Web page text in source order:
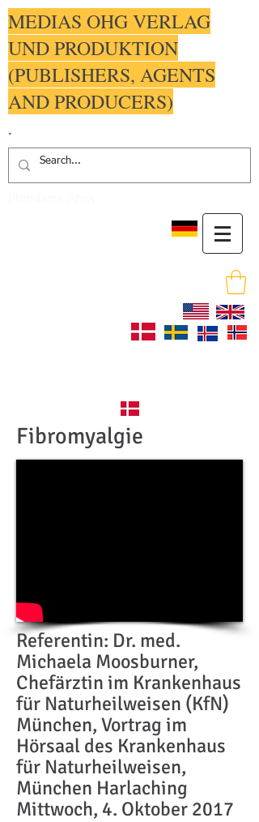
MEDIAS OHG VERLAG
UND PRODUKTION
(PUBLISHERS, AGENTS
AND PRODUCERS)
.
Fibromyalgie
Referentin: Dr. med.
Michaela Moosburner,
Chefärztin im Krankenhaus
für Naturheilweisen (KfN)
München, Vortrag im
Hörsaal des Krankenhaus
für Naturheilweisen,
München Harlaching
Mittwoch, 4. Oktober 2017​